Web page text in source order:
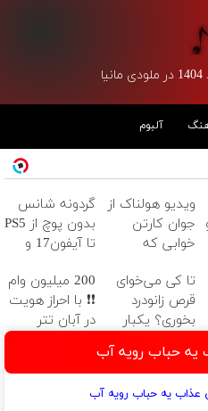
آلبوم
ویدیو هولناک از
جوان کارتن
خوابی که
آموزش رایگان
گردونه شانس
بدون پوچ از PS5
تا آیفون17 و
تا کی می‌خوای
قرص زانودرد
بخوری؟ یکبار
کن
200 میلیون وام
❗❗ با احراز هویت
در آبان تتر
یه حباب رویه آب
عذاب یه حباب رویه آب